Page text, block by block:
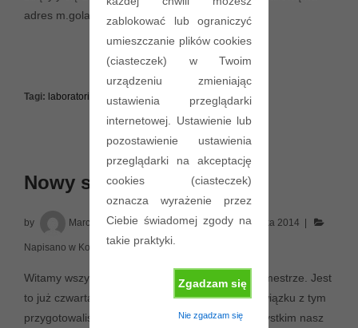
zablokować lub ograniczyć
umieszczanie plików cookies
(ciasteczek) w Twoim
urządzeniu zmieniając
ustawienia przeglądarki
internetowej. Ustawienie lub
pozostawienie ustawienia
przeglądarki na akceptację
cookies (ciasteczek)
oznacza wyrażenie przez
Ciebie świadomej zgody na
takie praktyki.
Zgadzam się
Nie zgadzam się
adres m.golanski[at]tele.pw.edu.pl.
Tagi: laboratorium ,lista,projekt
Nowy semestr 2014
by Marcin Golanski Posted on7 października 2014
Napisano w Komunikaty, Laboratorium
Witamy wszystkich studentów BES w nowym semestrze. Jest
to już czwarta edycja naszego przedmiotu. W związku z tym
przygotowaliśmy małe rewolucje
Przede wszystkim nasz